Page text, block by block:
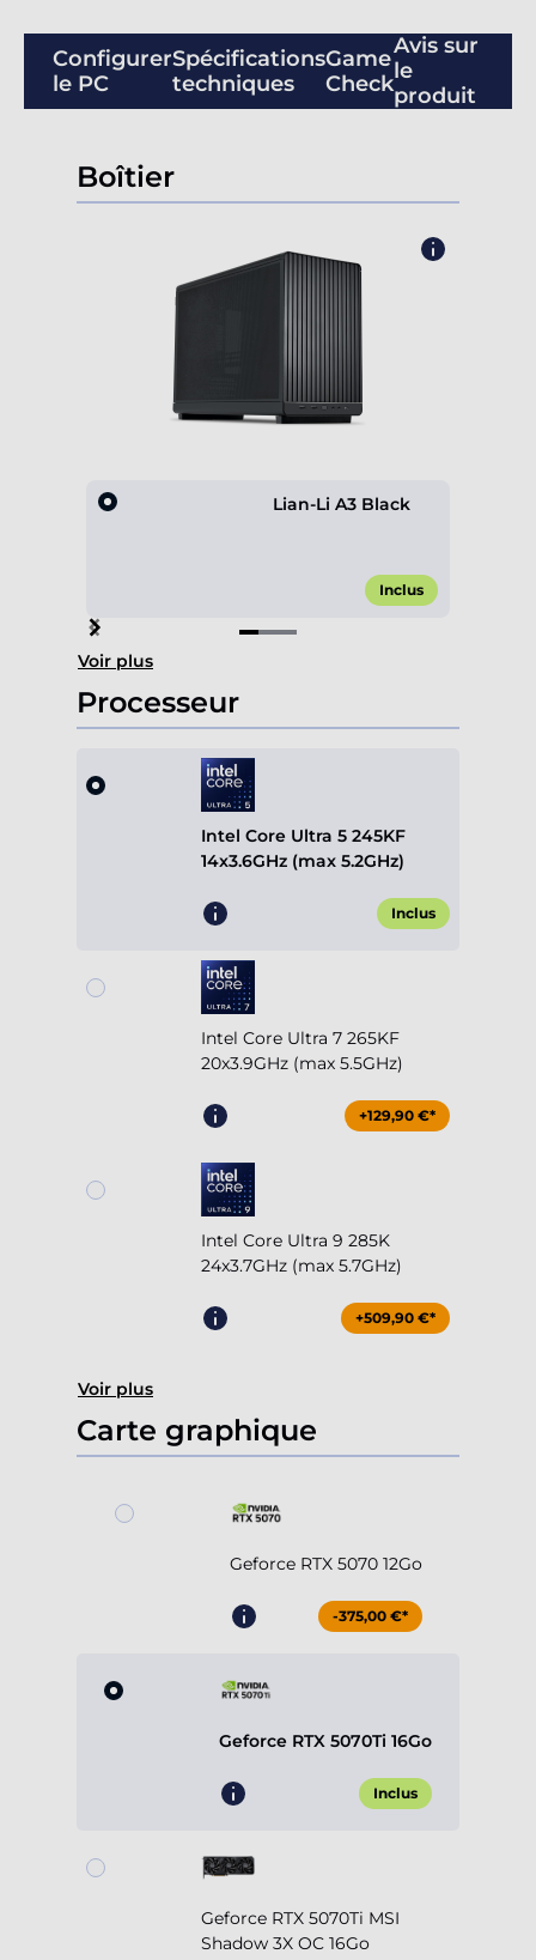
Configurer
le PC
Spécifications
techniques
Game
Check
Avis sur
le
produit
Boîtier
Lian-Li A3 Black
Inclus
Item
1
of
3
Voir plus
Processeur
Intel Core Ultra 5 245KF
14x3.6GHz (max 5.2GHz)
Inclus
Intel Core Ultra 7 265KF
20x3.9GHz (max 5.5GHz)
+129,90 €*
Intel Core Ultra 9 285K
24x3.7GHz (max 5.7GHz)
+509,90 €*
Voir plus
Carte graphique
Geforce RTX 5070 12Go
-375,00 €*
Geforce RTX 5070Ti 16Go
Inclus
Geforce RTX 5070Ti MSI
Shadow 3X OC 16Go